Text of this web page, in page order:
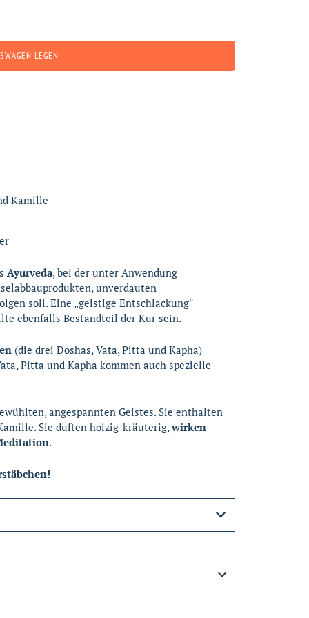
LEGEN
Kamille
Ayurveda, bei der unter Anwendung
unverdauten
soll. Eine „geistige Entschlackung“
ebenfalls Bestandteil der Kur sein.
(die drei Doshas, Vata, Pitta und Kapha)
Pitta und Kapha kommen auch spezielle
angespannten Geistes. Sie enthalten
Sie duften holzig-kräuterig,wirken
.